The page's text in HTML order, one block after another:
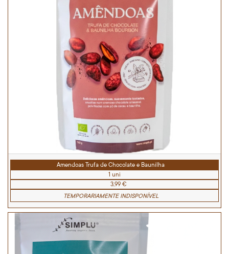
Amendoas Trufa de Chocolate e Baunilha
1 uni
3,99 €
TEMPORARIAMENTE INDISPONÍVEL